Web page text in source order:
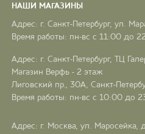
НАШИ МАГАЗИНЫ
Адрес: г. Санкт-Петербург, ул.
Время работы: пн-вс с 11:00 до
Адрес: г. Санкт-Петербург, ТЦ
Магазин Верфь - 2 этаж
Лиговский пр., 30А, Санкт-
Время работы: пн-вс с 10:00 до
Адрес: г. Москва, ул. Маросейка,